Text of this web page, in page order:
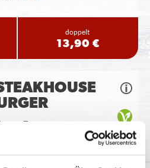
doppelt
13,90 €
Burger (125g), Tomaten,
...mehr